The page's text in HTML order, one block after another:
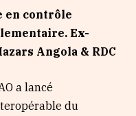
en contrôle
Ex-
Angola & RDC
a lancé
du